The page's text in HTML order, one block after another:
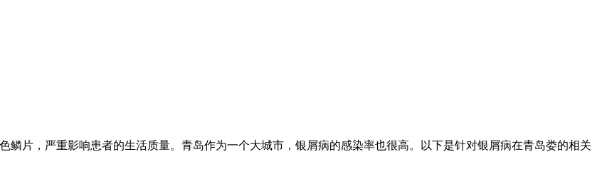
片，严重影响患者的生活质量。青岛作为一个大城市，银屑病的感染率也很高。以下是针对银屑病在青岛娄的相关